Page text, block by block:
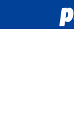
hlavný